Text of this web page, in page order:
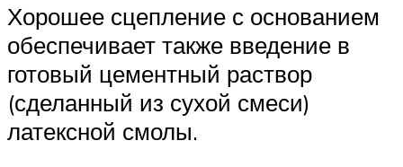
Хорошее сцепление с основанием
обеспечивает также введение в
готовый цементный раствор
(сделанный из сухой смеси)
латексной смолы.